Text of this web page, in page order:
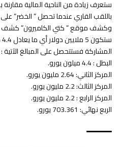
باللقب القاري عندما تحصل ” الخضر” على ما يقارب
وكشف موقع ” كتي الكاميرون” كشف
المشاركة فستتحصل على المبالغ الآتية :
البطل : 4.4 ميلون يورو.
المركز الثاني: 2.64 مليون يورو.
المركز الثالث: 2.2 مليون يورو.
المركز الرابع : 2.2 مليون يورو.
الربع نهائي: 703.361 يورو.